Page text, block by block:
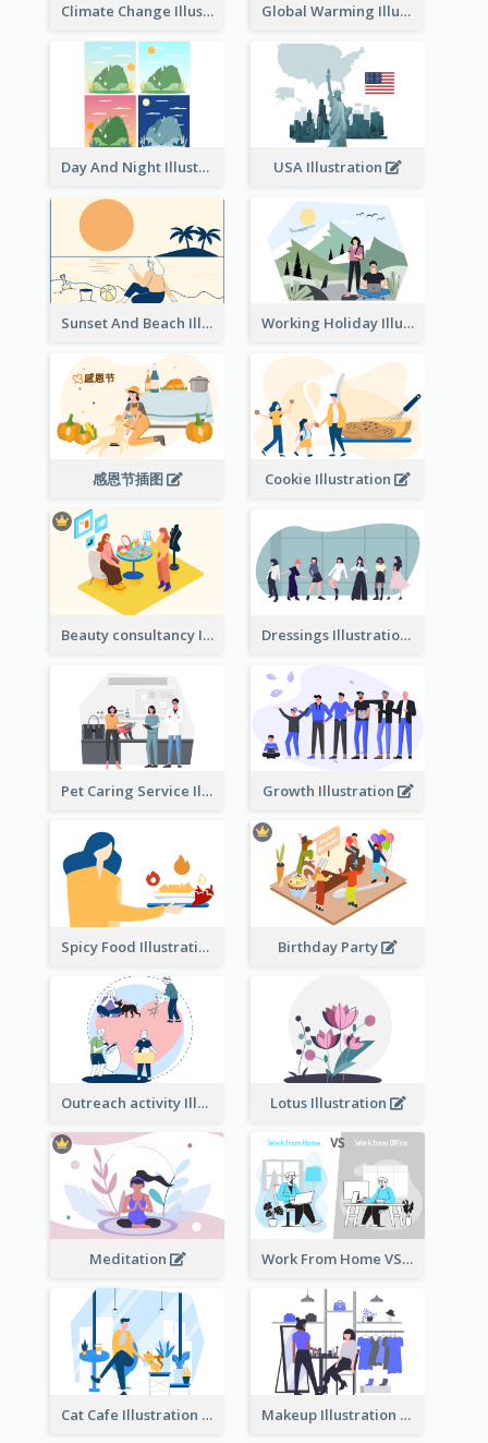
Climate Change Illustration Global Warming Illustration
Day And Night Illustration USA Illustration
Sunset And Beach Illustration Working Holiday Illustration
感恩节插图 Cookie Illustration
Beauty consultancy Illustration Dressings Illustration
Pet Caring Service Illustration Growth Illustration
Spicy Food Illustration Birthday Party
Outreach activity Illustration Lotus Illustration
Meditation Work From Home VS Work From Office
Cat Cafe Illustration Makeup Illustration